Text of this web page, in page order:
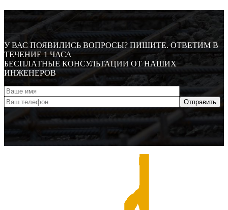
У ВАС ПОЯВИЛИСЬ ВОПРОСЫ? ПИШИТЕ. ОТВЕТИМ В
ТЕЧЕНИЕ 1 ЧАСА
БЕСПЛАТНЫЕ КОНСУЛЬТАЦИИ ОТ НАШИХ
ИНЖЕНЕРОВ